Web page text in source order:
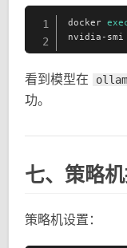
1
2
docker
nvidia-smi
看到模型在
功。
七、策略
策略机设置：